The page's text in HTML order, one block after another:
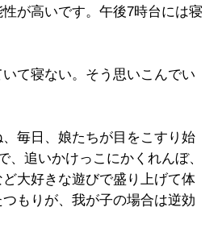
が高いです。午後7時台には寝
て寝ない。そう思いこんでい
毎日、娘たちが目をこすり始
、追いかけっこにかくれんぼ、
大好きな遊びで盛り上げて体
もりが、我が子の場合は逆効